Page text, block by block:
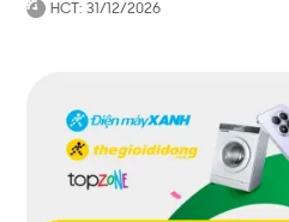
HCT: 31/12/2026